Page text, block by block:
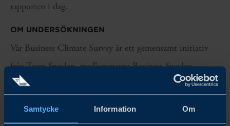
Samtycke Information Om
rapporten i dag.
OM UNDERSÖKNINGEN
Vår Business Climate Survey är ett gemensamt initiativ
från Team Sweden–medlemmarna Business Sweden,
Sveriges ambassad och Svenska Handelskammaren. Syftet
verksamma på internationella marknader tillsammans med